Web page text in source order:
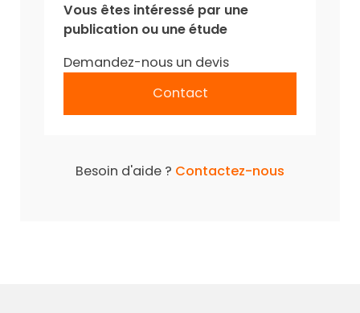
Vous êtes intéressé par une
publication ou une étude
Demandez-nous un devis
Contact
Besoin d'aide ? Contactez-nous